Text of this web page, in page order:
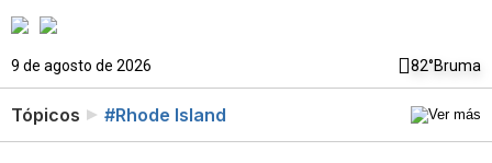
9 de agosto de 2026 82°Bruma
Tópicos #Rhode Island